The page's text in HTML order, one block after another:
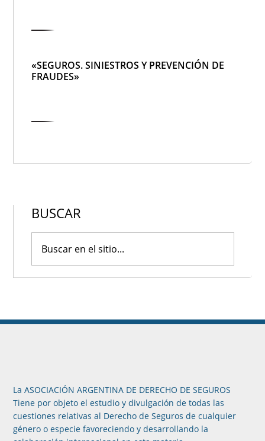
«SEGUROS. SINIESTROS Y PREVENCIÓN DE
FRAUDES»
BUSCAR
La ASOCIACIÓN ARGENTINA DE DERECHO DE SEGUROS
Tiene por objeto el estudio y divulgación de todas las
cuestiones relativas al Derecho de Seguros de cualquier
género o especie favoreciendo y desarrollando la